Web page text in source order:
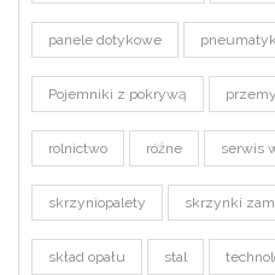
panele dotykowe
Pojemniki z pokrywą
rolnictwo różne serwis
skrzyniopalety skrzynki
skład opału stal